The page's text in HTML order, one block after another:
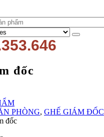
đốc
PHÒNG, GHẾ GIÁM ĐỐC
đốc